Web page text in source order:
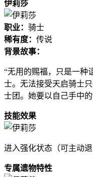
伊莉莎
职业： 骑士
稀有度： 传说
背景故事：
“无用的赐福，只是一种
士。无法接受天启骑士
士团。她要以自己手中
技能效果
进入强化状态（可主动退
专属遗物特性